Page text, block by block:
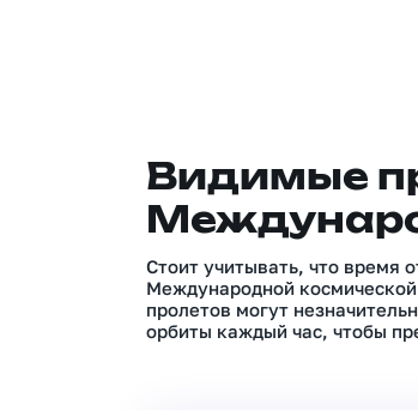
Видимые
Стоит учитывать, что время
Международной
пролетов могут
орбиты каждый час, чтобы